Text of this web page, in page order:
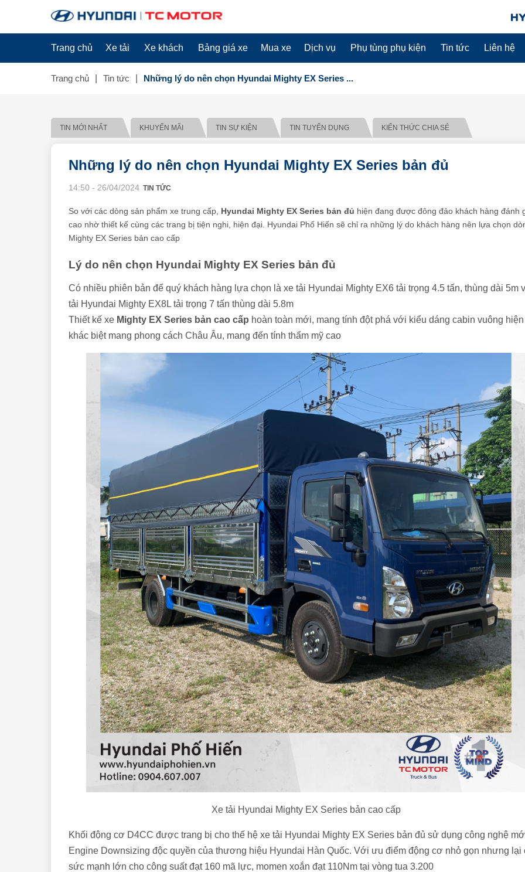
Trang chủ Xe tải Xe khách Bảng giá xe Mua xe Dịch vụ Phụ tùng phụ kiện Tin tức Liên hệ
Trang chủ Tin tức Những lý do nên chọn Hyundai Mighty EX Series ...
TIN MỚI NHẤT KHUYẾN MÃI TIN SỰ KIỆN TIN TUYỂN DỤNG KIẾN THỨC CHIA SẺ
Những lý do nên chọn Hyundai Mighty EX Series bản đủ
14:50 - 26/04/2024 TIN TỨC
So với các dòng sản phẩm xe trung cấp, Hyundai Mighty EX Series bản đủ hiện đang được đông đảo khách hàng đánh
cao nhờ thiết kế cùng các trang bị tiện nghi, hiện đại. Hyundai Phố Hiến sẽ chỉ ra những lý do khách hàng nên lựa chọn
Mighty EX Series bản cao cấp
Lý do nên chọn Hyundai Mighty EX Series bản đủ
Có nhiều phiên bản để quý khách hàng lựa chọn là xe tải Hyundai Mighty EX6 tải trọng 4.5 tấn, thùng dài 5m
tải Hyundai Mighty EX8L tải trọng 7 tấn thùng dài 5.8m
Thiết kế xe Mighty EX Series bản cao cấp hoàn toàn mới, mang tính đột phá với kiểu dáng cabin vuông
khác biệt mang phong cách Châu Âu, mang đến tính thẩm mỹ cao
Xe tải Hyundai Mighty EX Series bản cao cấp
Khối động cơ D4CC được trang bị cho thế hệ xe tải Hyundai Mighty EX Series bản đủ sử dụng công nghệ
Engine Downsizing độc quyền của thương hiệu Hyundai Hàn Quốc. Với ưu điểm động cơ nhỏ gọn nhưng lại
sức mạnh lớn cho công suất đạt 160 mã lực, momen xoắn đạt 110Nm tại vòng tua 3.200